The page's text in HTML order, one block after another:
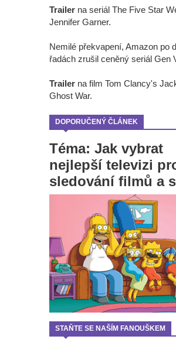
Trailer na seriál The Five Star
Jennifer Garner.
Nemilé překvapení, Amazon po
řadách zrušil ceněný seriál Gen
Trailer na film Tom Clancy's
Ghost War.
DOPORUČENÝ ČLÁNEK
Téma: Jak vybrat
nejlepší televizi
sledování filmů a
STAŇTE SE NAŠÍM FANOUŠKEM